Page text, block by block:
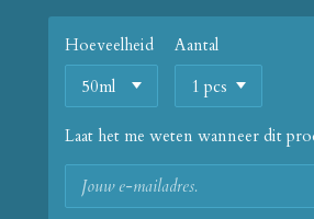
Hoeveelheid Aantal
Laat het me weten wanneer dit